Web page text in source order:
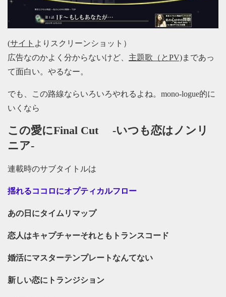
(サイト よりスクリーンショット）
広告なのかよく分からないけど、 主題歌（とPV)まであっ
て面白い。やるなー。
でも、この路線ならいろいろやれるよね。mono-logue的に
いくなら
この愛にFinal Cut -いつも恋はノンリ
ニア-
連載時のサブタイトルは
揺れるココロにオプティカルフロー
あの日にタイムリマップ
恋人はキャプチャーそれともトランスコード
婚活にマスターテンプレートなんてない
新しい恋にトランジション